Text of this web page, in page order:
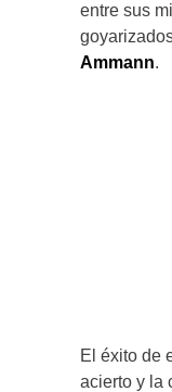
entre sus
Ammann.
El éxito de
acierto y la